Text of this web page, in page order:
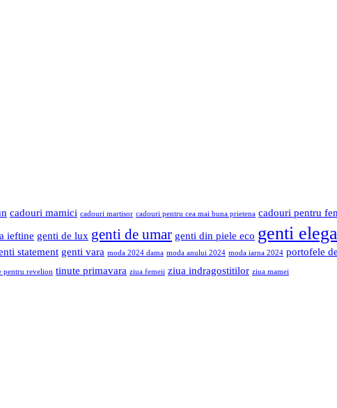
cadouri mamici cadouri martisor cadouri pentru cea mai buna prietena cadouri pentru
ieftine genti de lux genti de umar genti din piele eco genti
statement genti vara moda 2024 dama moda anului 2024 moda iarna 2024 portofele
pentru revelion tinute primavara ziua femeii ziua indragostitilor ziua mamei